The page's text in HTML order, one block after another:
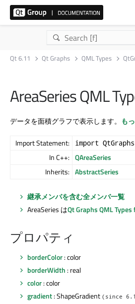
Qt 6.11 Qt Graphs QML Types
AreaSeries QML
データを面積グラフで表示します。 も
Import Statement: import QtGraphs
In C++: QAreaSeries
Inherits: AbstractSeries
継承メンバを含む全メンバ一覧
AreaSeries はQt GraphsQML Types
プロパティ
borderColor: color
borderWidth : real
color: color
gradient: ShapeGradient (since